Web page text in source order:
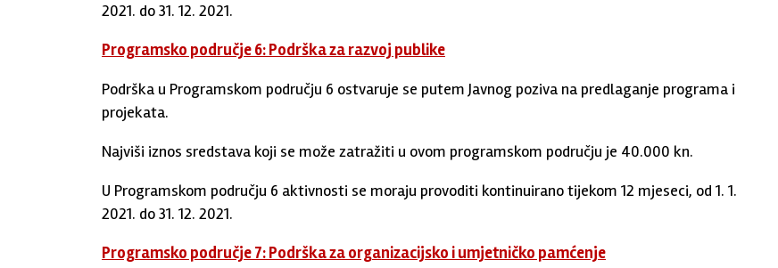
2021. do 31. 12. 2021.
Programsko područje 6: Podrška za razvoj publike
Podrška u Programskom području 6 ostvaruje se putem Javnog poziva na predlaganje programa i
projekata.
Najviši iznos sredstava koji se može zatražiti u ovom programskom području je 40.000 kn.
U Programskom području 6 aktivnosti se moraju provoditi kontinuirano tijekom 12 mjeseci, od 1. 1.
2021. do 31. 12. 2021.
Programsko područje 7: Podrška za organizacijsko i umjetničko pamćenje